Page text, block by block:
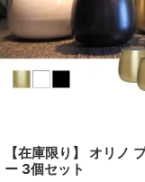
【在庫限り】 オリノ
ー 3個セット